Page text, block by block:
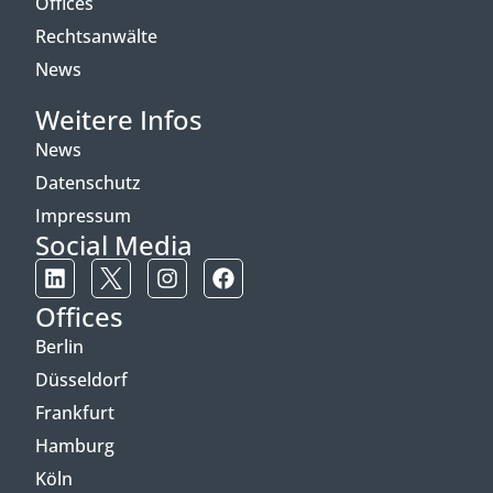
Rechtsanwälte
News
Weitere Infos
News
Datenschutz
Impressum
Social Media
Offices
Berlin
Düsseldorf
Frankfurt
Hamburg
Köln